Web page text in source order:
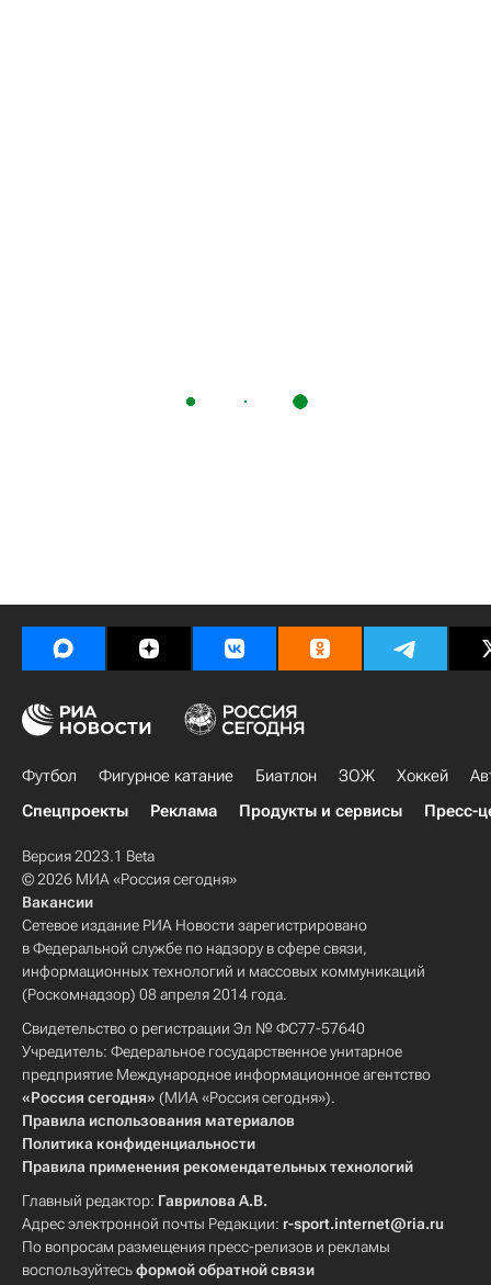
Футбол Фигурное катание Биатлон ЗОЖ Хоккей
Спецпроекты
Реклама Продукты и сервисы Пресс-
Версия 2023.1 Beta
© 2026 МИА «Россия сегодня»
Вакансии
Сетевое издание РИА Новости зарегистрировано
в Федеральной службе по надзору в сфере связи,
информационных технологий и массовых коммуникаций
(Роскомнадзор) 08 апреля 2014 года.
Свидетельство о регистрации Эл № ФС77-57640
Учредитель: Федеральное государственное унитарное
предприятие Международное информационное агентство
«Россия сегодня» (МИА «Россия сегодня»).
Правила использования материалов
Политика конфиденциальности
Правила применения рекомендательных технологий
Главный редактор: Гаврилова А.В.
Адрес электронной почты Редакции: r-sport.internet@ria.ru
По вопросам размещения пресс-релизов и рекламы
воспользуйтесьформой обратной связи